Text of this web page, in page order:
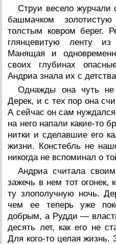
Струи весело журчали
башмачком
толстым ковром берег.
глянцевитую ленту из
Манящая и
своих глубинах
Андриа знала их с
Однажды она чуть не
Дерек, и с тех пор она
А сейчас он сам
на него напали какие-то
нитки и сделавшие его
жизни. Констебль не
никогда не вспоминал о
Андриа считала
зажечь в нем тот огонек,
ту злополучную ночь.
чем ее теперь уже
добрым, а Рудди —
десять лет, как его не
Для кого-то целая